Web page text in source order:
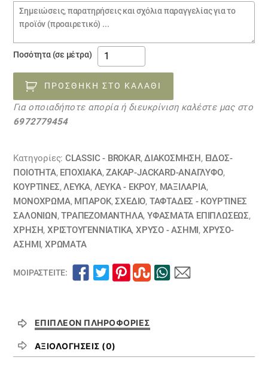
Σημειώσεις
παραγγελίας
Ποσότητα (σε μέτρα)
Ύφασμα
άσπρο
με
χρυσά
σχέδια
18110024
ποσότητα
ΠΡΟΣΘΉΚΗ ΣΤΟ ΚΑΛΆΘΙ
Για οποιαδήποτε απορία ή διευκρίνιση καλέστε μας στο
6972779454
Κατηγορίες: CLASSIC - BROKAR,ΔΙΑΚΟΣΜΗΣΗ , ΕΙΔΟΣ-
ΠΟΙΟΤΗΤΑ, ΕΠΟΧΙΑΚΑ,ΖΑΚΆΡ-JACKARD-ΑΝΆΓΛΥΦΟ,
ΚΟΥΡΤΊΝΕΣ,ΛΕΥΚΑ, ΛΕΥΚΑ - ΕΚΡΟΥ, ΜΑΞΙΛΆΡΙΑ,
ΜΟΝΌΧΡΩΜΑ, ΜΠΑΡΟΚ,ΣΧΕΔΙΟ, ΤΑΦΤΆΔΕΣ - ΚΟΥΡΤΊΝΕΣ
ΣΑΛΟΝΙΏΝ ,ΤΡΑΠΕΖΟΜΆΝΤΗΛΑ, ΥΦΆΣΜΑΤΑ ΕΠΙΠΛΏΣΕΩΣ,
ΧΡΗΣΗ, ΧΡΙΣΤΟΥΓΕΝΝΙΑΤΙΚΑ, ΧΡΥΣΟ - ΑΣΗΜΙ , ΧΡΥΣΟ-
ΑΣΗΜΙ , ΧΡΏΜΑΤΑ
ΜΟΙΡΑΣΤΕΊΤΕ:
ΕΠΙΠΛΈΟΝ ΠΛΗΡΟΦΟΡΊΕΣ
ΑΞΙΟΛΟΓΉΣΕΙΣ (0)